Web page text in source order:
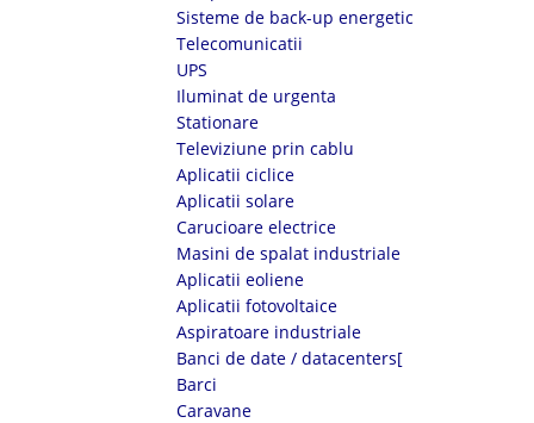
Sisteme de back-up energetic
Telecomunicatii
UPS
Iluminat de urgenta
Stationare
Televiziune prin cablu
Aplicatii ciclice
Aplicatii solare
Carucioare electrice
Masini de spalat industriale
Aplicatii eoliene
Aplicatii fotovoltaice
Aspiratoare industriale
Banci de date / datacenters[
Barci
Caravane